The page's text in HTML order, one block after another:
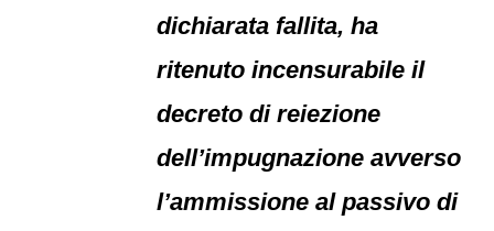
dichiarata fallita, ha
ritenuto incensurabile il
decreto di reiezione
dell’impugnazione avverso
l’ammissione al passivo di